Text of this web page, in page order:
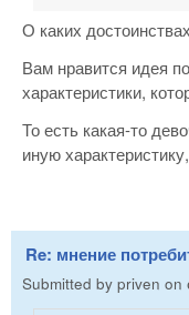
О каких
Вам нравится идея
характеристики,
То есть какая-то
иную
Re: мнение
Submitted by priven on